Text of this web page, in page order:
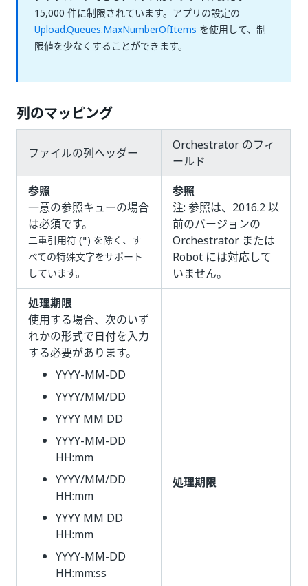
15,000 件に制限されています。アプリの設定の
Upload.Queues.MaxNumberOfItems を使用して、制
限値を少なくすることができます。
列のマッピング
ファイルの列ヘッダー
Orchestrator のフィ
ールド
参照
一意の参照キューの場合
は必須です。
二重引用符 (") を除く、す
べての特殊文字をサポート
しています。
参照
注: 参照は、2016.2 以
前のバージョンの
Orchestrator または
Robot には対応して
いません。
処理期限
使用する場合、次のいず
れかの形式で日付を入力
する必要があります。
YYYY-MM-DD
YYYY/MM/DD
YYYY MM DD
YYYY-MM-DD
HH:mm
YYYY/MM/DD
HH:mm
YYYY MM DD
HH:mm
YYYY-MM-DD
HH:mm:ss
処理期限